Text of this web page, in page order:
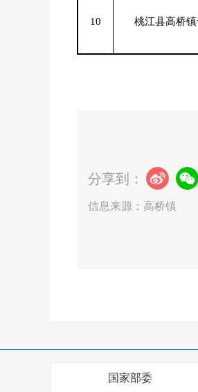
10 桃江县高桥
分享到：
信息来源：高桥镇
国家部委